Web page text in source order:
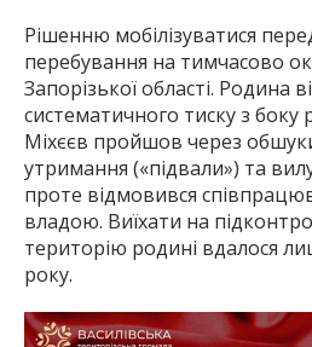
Рішенню мобілізуватися
перебування на тимчасово
Запорізької області. Родина
систематичного тиску з боку
Міхєєв пройшов через
утримання («підвали») та
проте відмовився
владою. Виїхати на
територію родині вдалося
року.